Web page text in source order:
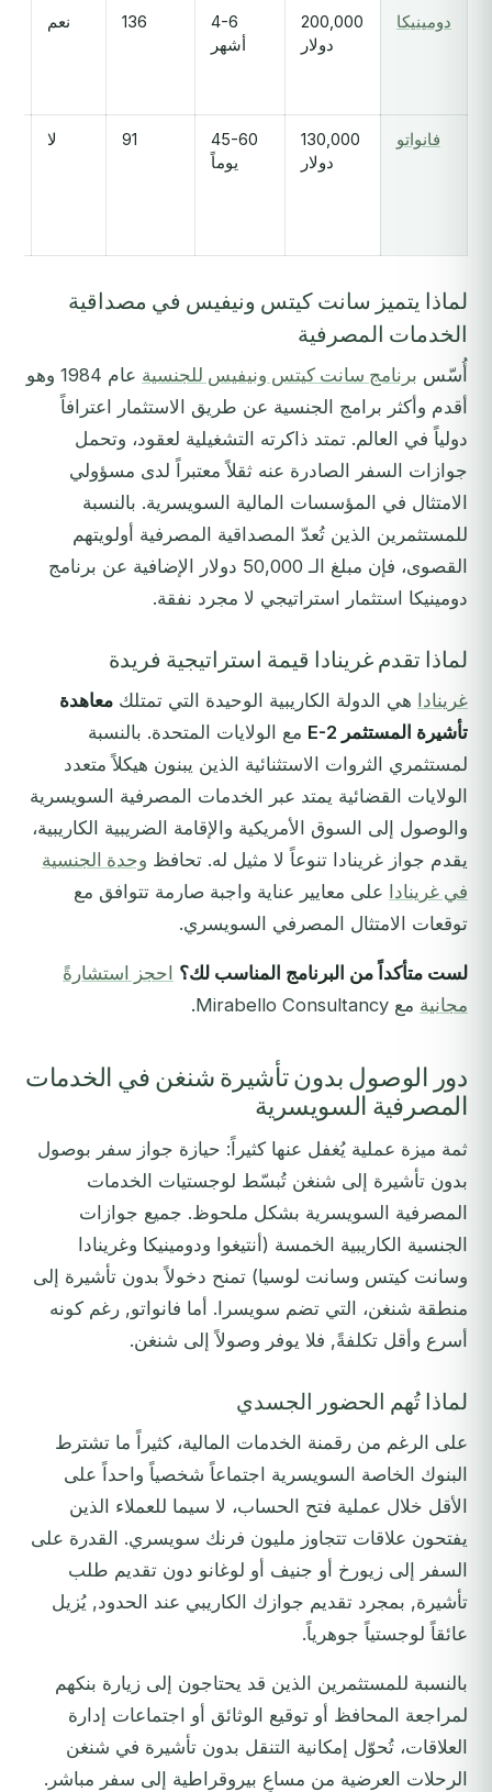
دومينيكا
200,000
دولار
4-6
أشهر
136 نعم
فانواتو
130,000
دولار
45-60
يوماً
91 لا
لماذا يتميز سانت كيتس ونيفيس في مصداقية
الخدمات المصرفية
أُسّس برنامج سانت كيتس ونيفيس للجنسية
عام 1984 وهو
أقدم وأكثر برامج الجنسية عن طريق الاستثمار اعترافاً
دولياً في العالم. تمتد ذاكرته التشغيلية لعقود، وتحمل
جوازات السفر الصادرة عنه ثقلاً معتبراً لدى مسؤولي
الامتثال في المؤسسات المالية السويسرية. بالنسبة
للمستثمرين الذين تُعدّ المصداقية المصرفية أولويتهم
القصوى، فإن مبلغ الـ 50,000 دولار الإضافية عن برنامج
دومينيكا استثمار استراتيجي لا مجرد نفقة.
لماذا تقدم غرينادا قيمة استراتيجية فريدة
غرينادا هي الدولة الكاريبية الوحيدة التي تمتلك معاهدة
تأشيرة المستثمر E-2
مع الولايات المتحدة. بالنسبة
لمستثمري الثروات الاستثنائية الذين يبنون هيكلاً متعدد
الولايات القضائية يمتد عبر الخدمات المصرفية السويسرية
والوصول إلى السوق الأمريكية والإقامة الضريبية الكاريبية،
يقدم جواز غرينادا تنوعاً لا مثيل له. تحافظ وحدة الجنسية
في غرينادا على معايير عناية واجبة صارمة تتوافق مع
توقعات الامتثال المصرفي السويسري.
لست متأكداً من البرنامج المناسب لك؟ احجز استشارةً
مجانية مع Mirabello Consultancy.
دور الوصول بدون تأشيرة شنغن في الخدمات
المصرفية السويسرية
ثمة ميزة عملية يُغفل عنها كثيراً: حيازة جواز سفر بوصول
بدون تأشيرة إلى شنغن تُبسّط لوجستيات الخدمات
المصرفية السويسرية بشكل ملحوظ. جميع جوازات
الجنسية الكاريبية الخمسة (أنتيغوا ودومينيكا وغرينادا
وسانت كيتس وسانت لوسيا) تمنح دخولاً بدون تأشيرة إلى
منطقة شنغن، التي تضم سويسرا. أما فانواتو, رغم كونه
أسرع وأقل تكلفةً, فلا يوفر وصولاً إلى شنغن.
لماذا تُهم الحضور الجسدي
على الرغم من رقمنة الخدمات المالية، كثيراً ما تشترط
البنوك الخاصة السويسرية اجتماعاً شخصياً واحداً على
الأقل خلال عملية فتح الحساب، لا سيما للعملاء الذين
يفتحون علاقات تتجاوز مليون فرنك سويسري. القدرة على
السفر إلى زيورخ أو جنيف أو لوغانو دون تقديم طلب
تأشيرة, بمجرد تقديم جوازك الكاريبي عند الحدود, يُزيل
عائقاً لوجستياً جوهرياً.
بالنسبة للمستثمرين الذين قد يحتاجون إلى زيارة بنكهم
لمراجعة المحافظ أو توقيع الوثائق أو اجتماعات إدارة
العلاقات، تُحوّل إمكانية التنقل بدون تأشيرة في شنغن
الرحلات العرضية من مساعٍ بيروقراطية إلى سفر مباشر.